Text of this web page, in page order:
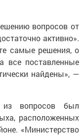
вопросов от
активно».
самые решения, о
все поставленные
найдены», —
вопросов был
расположенных
«Министерство